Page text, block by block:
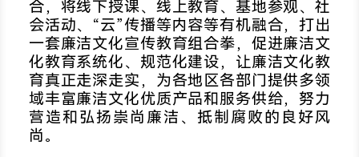
合，将线下授课、线上教育、基地参观、社
会活动、“云”传播等内容等有机融合，打出
一套廉洁文化宣传教育组合拳，促进廉洁文
化教育系统化、规范化建设，让廉洁文化教
育真正走深走实，为各地区各部门提供多领
域丰富廉洁文化优质产品和服务供给，努力
营造和弘扬崇尚廉洁、抵制腐败的良好风
尚。